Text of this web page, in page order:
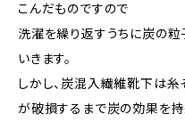
こんだものですので
洗濯を繰り返すうちに炭の
いきます。
しかし、炭混入繊維靴下は糸
が破損するまで炭の効果を持